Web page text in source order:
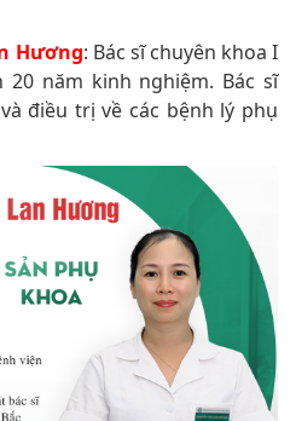
Hương: Bác sĩ chuyên khoa I
20 năm kinh nghiệm. Bác sĩ
điều trị về các bệnh lý phụ